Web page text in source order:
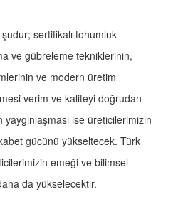
sertifikalı tohumluk
ve gübreleme tekniklerinin,
ve modern üretim
verim ve kaliteyi doğrudan
yaygınlaşması ise üreticilerimizin
gücünü yükseltecek. Türk
emeği ve bilimsel
da yükselecektir.